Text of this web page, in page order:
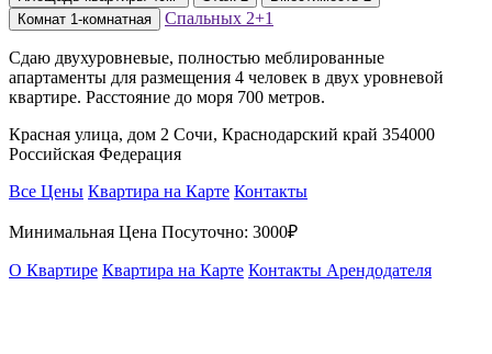
Комнат 1-комнатная Спальных 2+1
Сдаю двухуровневые, полностью меблированные
апартаменты для размещения 4 человек в двух уровневой
квартире. Расстояние до моря 700 метров.
Красная улица, дом 2 Сочи, Краснодарский край 354000
Российская Федерация
Все Цены Квартира на Карте Контакты
Минимальная Цена Посуточно: 3000₽
О Квартире Квартира на Карте Контакты Арендодателя